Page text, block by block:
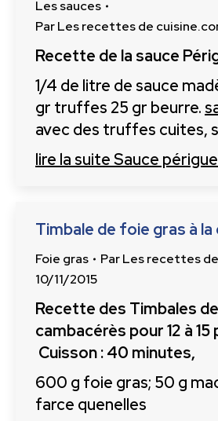
Les sauces
ParLes recettes de
Recette de la sauce
1/4 de litre de sauce
gr truffes 25 gr beurre.
avec des truffes cuites,
lire la suiteSauce
Timbale de foie gras à
Foie gras ParLes recettes
10/11/2015
Recette des Timbales
cambacérès pour 12 à
Cuisson : 40 minutes,
600 g foie gras; 50 g
farce quenelles